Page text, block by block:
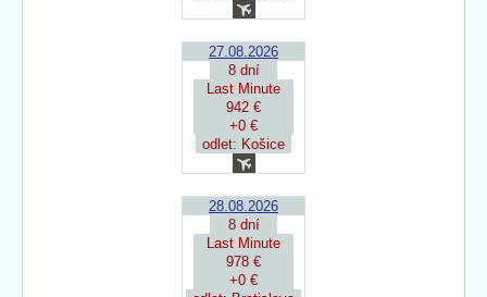
27.08.2026
8 dní
Last Minute
942 €
+0 €
odlet: Košice
28.08.2026
8 dní
Last Minute
978 €
+0 €